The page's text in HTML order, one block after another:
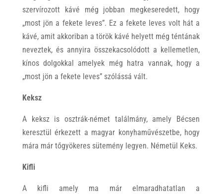
szervírozott kávé még jobban megkeseredett, hogy
„most jön a fekete leves”. Ez a fekete leves volt hát a
kávé, amit akkoriban a török kávé helyett még téntának
neveztek, és annyira összekacsolódott a kellemetlen,
kínos dolgokkal amelyek még hatra vannak, hogy a
„most jön a fekete leves” szólássá vált.
Keksz
A keksz is osztrák-német találmány, amely Bécsen
keresztül érkezett a magyar konyhaművészetbe, hogy
mára már tőgyökeres sütemény legyen. Németül Keks.
Kifli
A kifli amely ma már elmaradhatatlan a